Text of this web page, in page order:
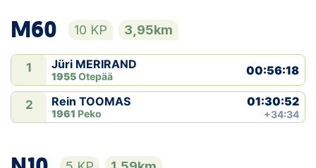
M60 10 KP 3,95km
1 Jüri MERIRAND
1955Otepää 00:56:18
2 Rein TOOMAS
1961 Peko
01:30:52
+34:34